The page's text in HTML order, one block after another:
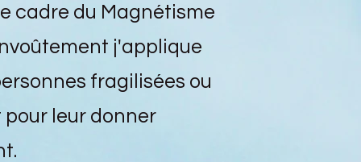
cadre du Magnétisme
j'applique
fragilisées ou
leur donner